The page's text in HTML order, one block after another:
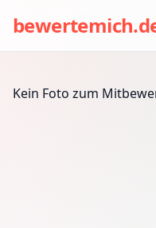
Kein Foto zum